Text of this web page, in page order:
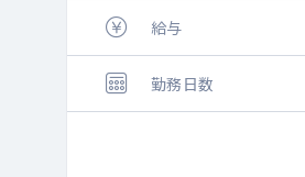
給与
勤務日数